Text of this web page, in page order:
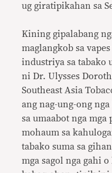
ug giratipikahan sa
Kining gipalabang
maglangkob sa
industriya sa tabako
ni Dr. Ulysses
Southeast Asia
ang nag-ung-ong
sa umaabot nga
mohaum sa
tabako suma sa
mga sagol nga gahi